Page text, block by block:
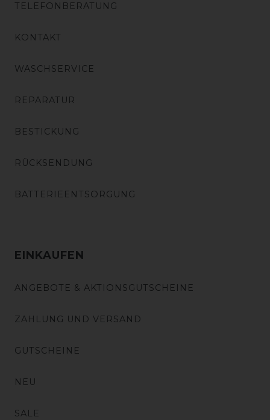
TELEFONBERATUNG
KONTAKT
WASCHSERVICE
REPARATUR
BESTICKUNG
RÜCKSENDUNG
BATTERIEENTSORGUNG
EINKAUFEN
ANGEBOTE & AKTIONSGUTSCHEINE
ZAHLUNG UND VERSAND
GUTSCHEINE
NEU
SALE